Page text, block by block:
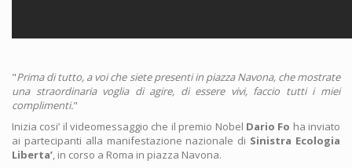
"Prima di tutto, a voi che siete presenti in piazza Navona, che mostrate
una straordinaria voglia di agire, di essere vivi, faccio tutti i miei
complimenti."
Inizia cosi’ il videomessaggio che il premio Nobel Dario Fo ha inviato
ai partecipanti alla manifestazione nazionale di Sinistra Ecologia
Liberta’, in corso a Roma in piazza Navona.